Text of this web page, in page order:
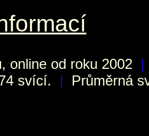
online od roku 2002 |
svící.
| Průměrná